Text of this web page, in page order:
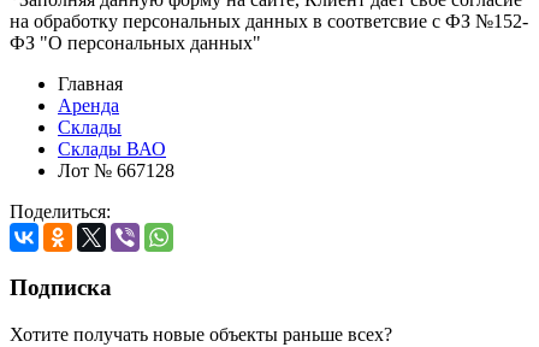
на обработку персональных данных в соответсвие с ФЗ №152-
ФЗ "О персональных данных"
Главная
Аренда
Склады
Склады ВАО
Лот № 667128
Поделиться:
Подписка
Хотите получать новые объекты раньше всех?